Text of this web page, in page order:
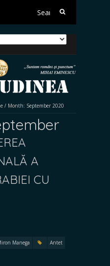
Search
/ Month: September 2020
A
CU
Manega
Antet